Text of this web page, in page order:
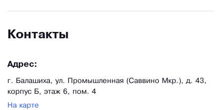
Контакты
Адрес:
г. Балашиха, ул. Промышленная (Саввино Мкр.), д. 43,
корпус Б, этаж 6, пом. 4
На карте